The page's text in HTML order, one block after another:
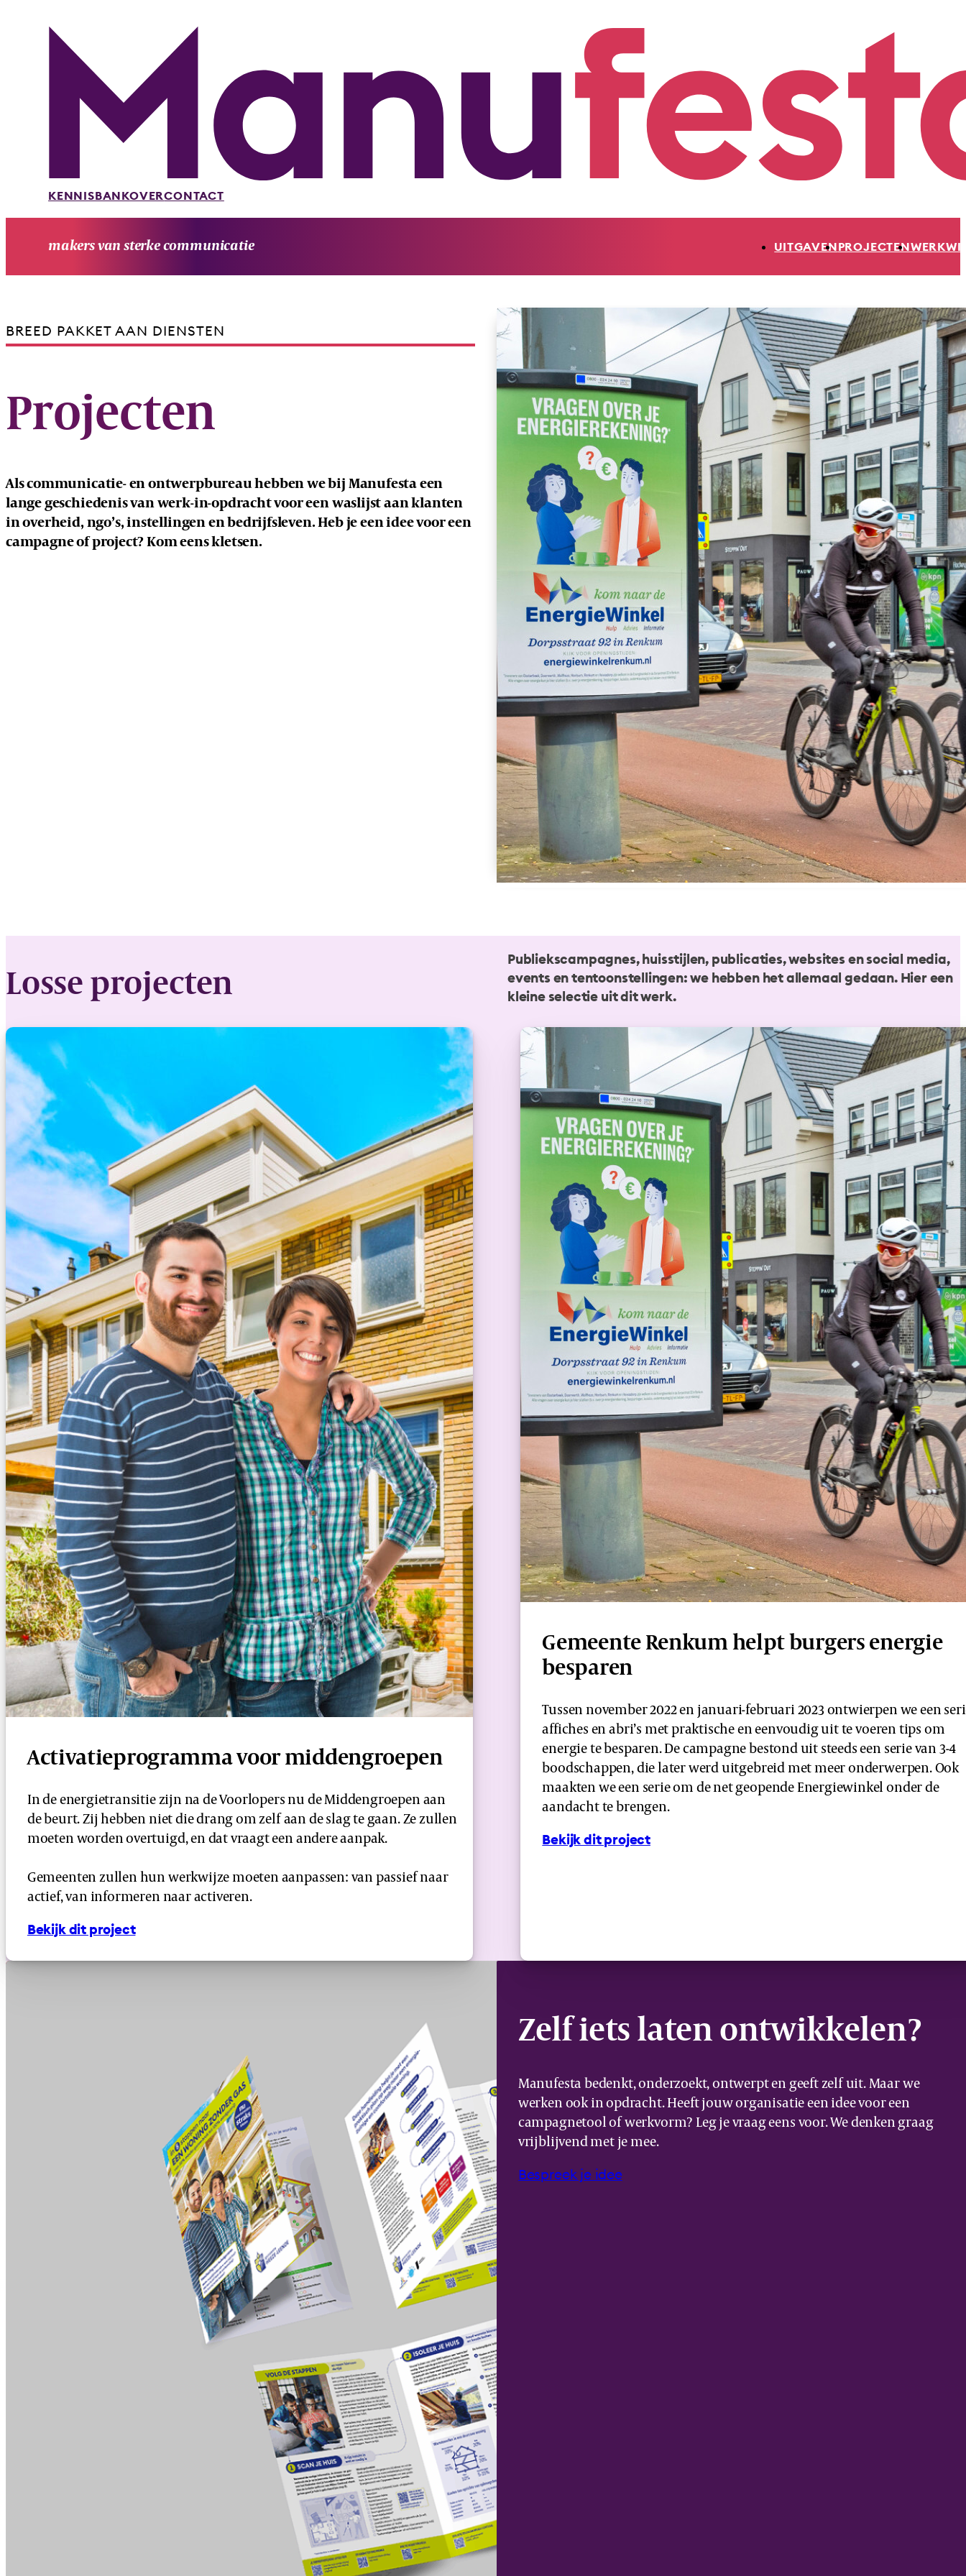
KENNISBANKOVERCONTACT
makers van sterke communicatie UITGAVENPROJECTEN
BREED PAKKET AAN DIENSTEN
Projecten
Als communicatie- en ontwerpbureau hebben we bij Manufesta een
lange geschiedenis van werk-in-opdracht voor een waslijst aan klanten
in overheid, ngo’s, instellingen en bedrijfsleven. Heb je een idee voor een
campagne of project? Kom eens kletsen.
Losse projecten
Publiekscampagnes, huisstijlen, publicaties, websites en social media,
events en tentoonstellingen: we hebben het allemaal gedaan. Hier een
kleine selectie uit dit werk.
Activatie­programma voor midden­groepen
In de energietransitie zijn na de Voorlopers nu de Middengroepen aan
de beurt. Zij hebben niet die drang om zelf aan de slag te gaan. Ze zullen
moeten worden overtuigd, en dat vraagt een andere aanpak.
Gemeenten zullen hun werkwijze moeten aanpassen: van passief naar
actief, van informeren naar activeren.
Bekijk dit project
Gemeente Renkum helpt burgers energie
besparen
Tussen november 2022 en januari-februari 2023 ontwierpen we een
affiches en abri’s met praktische en eenvoudig uit te voeren tips om
energie te besparen. De campagne bestond uit steeds een serie van 3-4
boodschappen, die later werd uitgebreid met meer onderwerpen. Ook
maakten we een serie om de net geopende Energiewinkel onder de
aandacht te brengen.
Bekijk dit project
Zelf iets laten ontwikkelen?
Manufesta bedenkt, onderzoekt, ontwerpt en geeft zelf uit. Maar we
werken ook in opdracht. Heeft jouw organisatie een idee voor een
campagnetool of werkvorm? Leg je vraag eens voor. We denken graag
vrijblijvend met je mee.
Bespreek je idee